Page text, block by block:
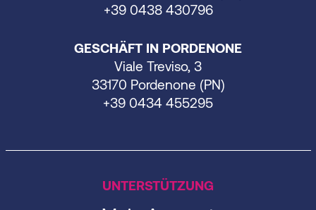
+39 0438 430796
GESCHÄFT IN PORDENONE
Viale Treviso, 3
33170 Pordenone (PN)
+39 0434 455295
UNTERSTÜTZUNG